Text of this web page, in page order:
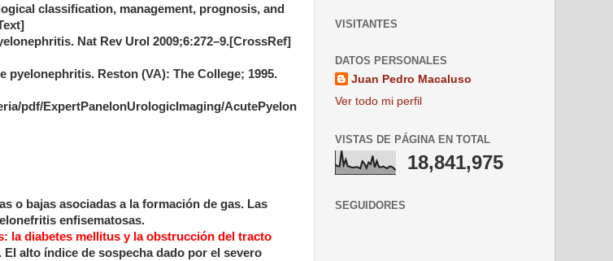
classification, management, prognosis, and
Nat Rev Urol 2009;6:272–9.[CrossRef]
pyelonephritis. Reston (VA): The College; 1995.
pdf/ExpertPanelonUrologicImaging/AcutePyelon
o bajas asociadas a la formación de gas. Las
enfisematosas.
la diabetes mellitus y la obstrucción del tracto
alto índice de sospecha dado por el severo
VISITANTES
DATOS PERSONALES
Juan Pedro Macaluso
Ver todo mi perfil
VISTAS DE PÁGINA EN TOTAL
18,841,975
SEGUIDORES